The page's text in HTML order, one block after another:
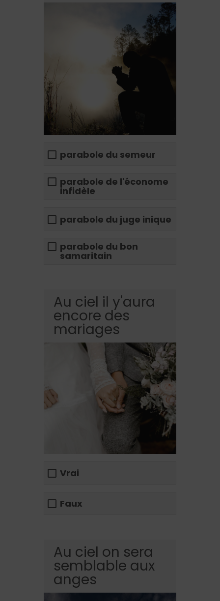
parabole du semeur
parabole de l'économe
infidèle
parabole du juge inique
parabole du bon
samaritain
Au ciel il y'aura
encore des
mariages
Vrai
Faux
Au ciel on sera
semblable aux
anges